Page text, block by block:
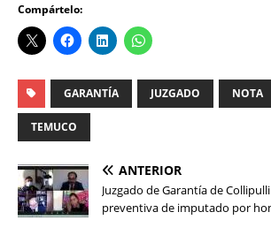
Compártelo:
GARANTÍA JUZGADO NOTA
TEMUCO
ANTERIOR
Juzgado de Garantía de
preventiva de imputado por